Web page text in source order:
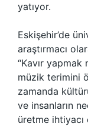
yatıyor.
Eskişehir’de
araştırmacı
“Kavır
müzik terimini
zamanda
ve insanların
üretme